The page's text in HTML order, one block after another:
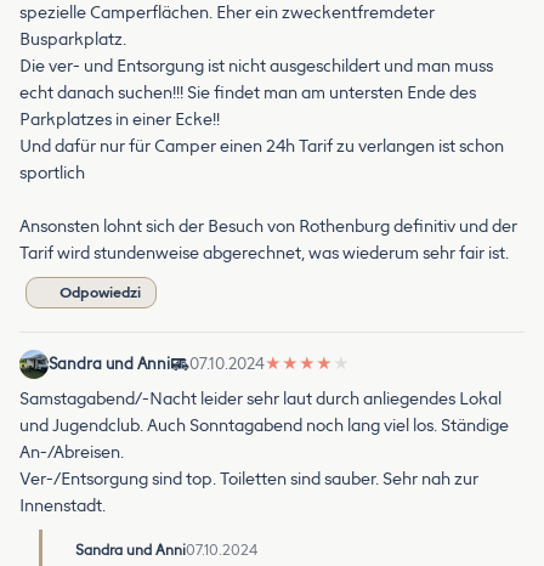
spezielle Camperflächen. Eher ein zweckentfremdeter
Busparkplatz.
Die ver- und Entsorgung ist nicht ausgeschildert und man muss
echt danach suchen!!! Sie findet man am untersten Ende des
Parkplatzes in einer Ecke!!
Und dafür nur für Camper einen 24h Tarif zu verlangen ist schon
sportlich
Ansonsten lohnt sich der Besuch von Rothenburg definitiv und der
Tarif wird stundenweise abgerechnet, was wiederum sehr fair ist.
Odpowiedzi
Sandra und Anni 07.10.2024★ ★ ★ ★ ★
Samstagabend/-Nacht leider sehr laut durch anliegendes Lokal
und Jugendclub. Auch Sonntagabend noch lang viel los. Ständige
An-/Abreisen.
Ver-/Entsorgung sind top. Toiletten sind sauber. Sehr nah zur
Innenstadt.
Sandra und Anni07.10.2024